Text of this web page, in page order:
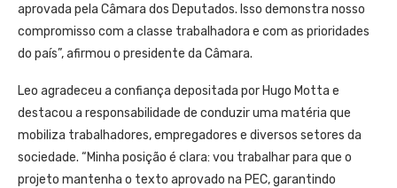
aprovada pela Câmara dos Deputados. Isso demonstra nosso
compromisso com a classe trabalhadora e com as prioridades
do país”, afirmou o presidente da Câmara.
Leo agradeceu a confiança depositada por Hugo Motta e
destacou a responsabilidade de conduzir uma matéria que
mobiliza trabalhadores, empregadores e diversos setores da
sociedade. “Minha posição é clara: vou trabalhar para que o
projeto mantenha o texto aprovado na PEC, garantindo